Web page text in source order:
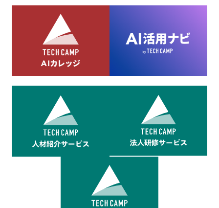
当社は第三者が運営するデータ・マネジメント・プラットフォ
ームからcookieにより収集されたウェブの閲覧機歴及びその分
析結果を取得し、これをお客様の個人データと結びつけた上
で、広告配信等の目的で利用いたします。